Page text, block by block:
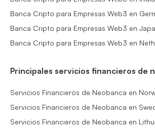
Banca Cripto para Empresas Web3 en
Banca Cripto para Empresas Web3 en
Banca Cripto para Empresas Web3 en
Principales servicios financieros de
Servicios Financieros de Neobanca en
Servicios Financieros de Neobanca en
Servicios Financieros de Neobanca en